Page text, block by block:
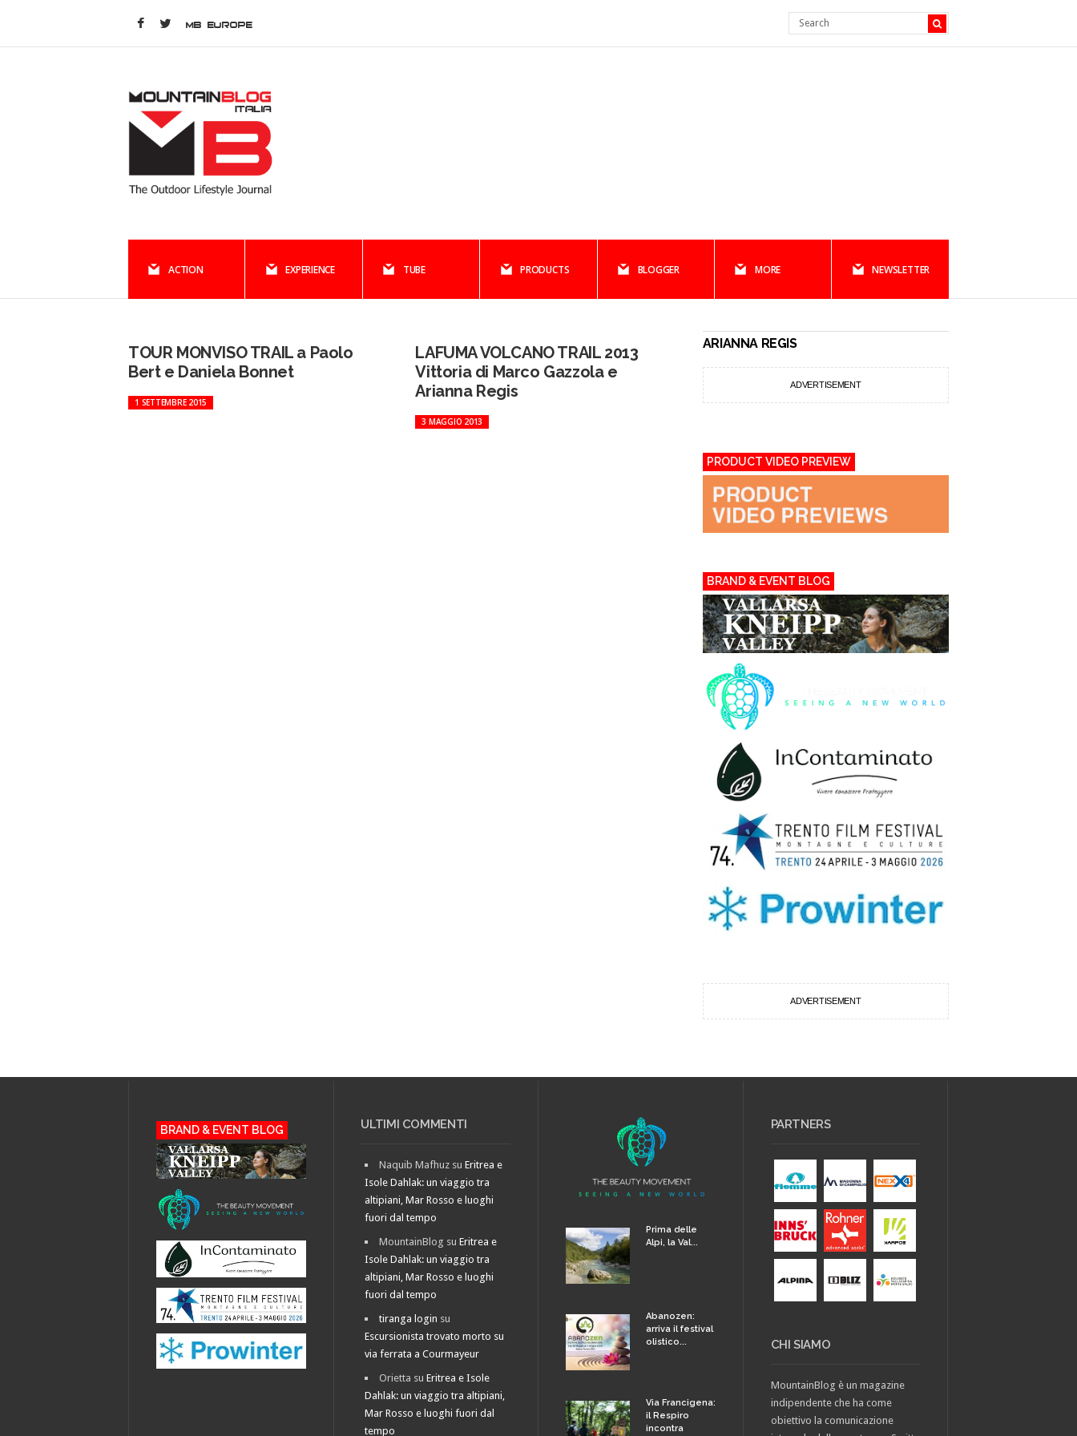
MB EUROPE
ACTION EXPERIENCE TUBE PRODUCTS BLOGGER MORE NEWSLETTER
TOUR MONVISO TRAIL a Paolo
Bert e Daniela Bonnet
1 SETTEMBRE 2015
LAFUMA VOLCANO TRAIL 2013
Vittoria di Marco Gazzola e
Arianna Regis
3 MAGGIO 2013
ARIANNA REGIS
ADVERTISEMENT
PRODUCT VIDEO PREVIEW
BRAND & EVENT BLOG
ADVERTISEMENT
BRAND & EVENT BLOG ULTIMI COMMENTI
Naquib Mafhuz suEritrea e
Isole Dahlak: un viaggio tra
altipiani, Mar Rosso e luoghi
fuori dal tempo
MountainBlog suEritrea e
Isole Dahlak: un viaggio tra
altipiani, Mar Rosso e luoghi
fuori dal tempo
tiranga login su
Escursionista trovato morto su
via ferrata a Courmayeur
Orietta suEritrea e Isole
Dahlak: un viaggio tra altipiani,
Mar Rosso e luoghi fuori dal
tempo
Prima delle
Alpi, la Val...
Abanozen:
arriva il festival
olistico...
Via Francigena:
il Respiro
incontra
PARTNERS
CHI SIAMO
MountainBlog è un magazine
indipendente che ha come
obiettivo la comunicazione